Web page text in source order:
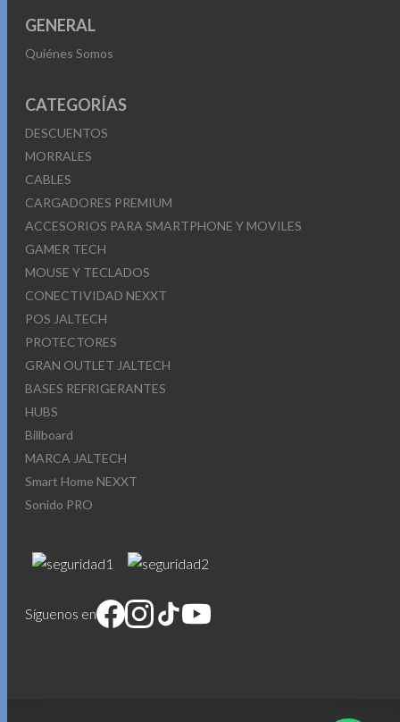
GENERAL
Quiénes Somos
CATEGORÍAS
DESCUENTOS
MORRALES
CABLES
CARGADORES PREMIUM
ACCESORIOS PARA SMARTPHONE Y MOVILES
GAMER TECH
MOUSE Y TECLADOS
CONECTIVIDAD NEXXT
POS JALTECH
PROTECTORES
GRAN OUTLET JALTECH
BASES REFRIGERANTES
HUBS
Billboard
MARCA JALTECH
Smart Home NEXXT
Sonido PRO
Síguenos en